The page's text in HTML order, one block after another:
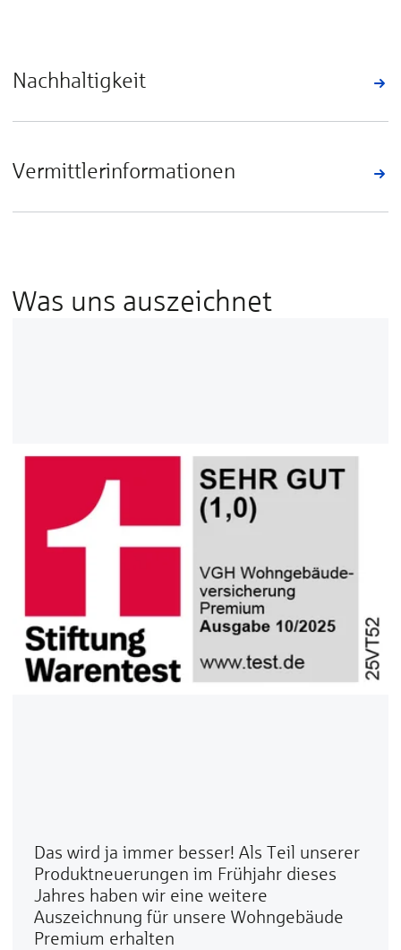
Nachhaltigkeit
Vermittlerinformationen
Was uns auszeichnet
Das wird ja immer besser! Als Teil unserer
Produktneuerungen im Frühjahr dieses
Jahres haben wir eine weitere
Auszeichnung für unsere Wohngebäude
Premium erhalten